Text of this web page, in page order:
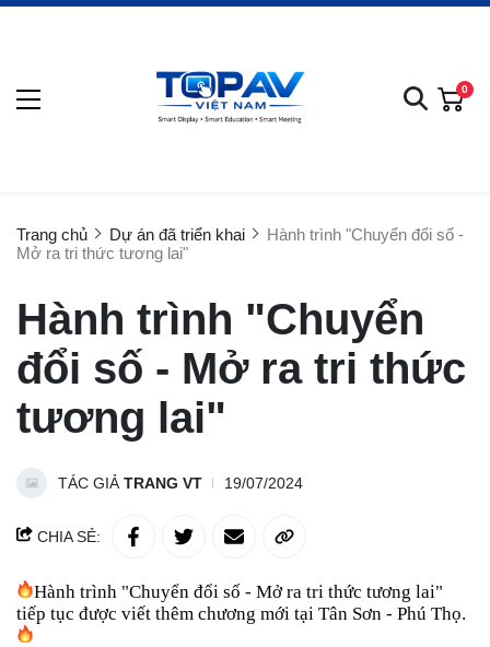
0
Trang chủ Dự án đã triển khai
Hành trình "Chuyển đổi số -
Mở ra tri thức tương lai"
Hành trình "Chuyển
đổi số - Mở ra tri thức
tương lai"
TÁC GIẢ TRANG VT 19/07/2024
CHIA SẺ:
Hành trình "Chuyển đổi số - Mở ra tri thức tương lai"
tiếp tục được viết thêm chương mới tại Tân Sơn - Phú Thọ.